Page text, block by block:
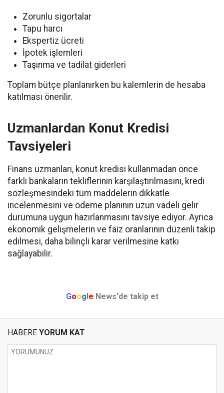
Zorunlu sigortalar
Tapu harcı
Ekspertiz ücreti
İpotek işlemleri
Taşınma ve tadilat giderleri
Toplam bütçe planlanırken bu kalemlerin de hesaba
katılması önerilir.
Uzmanlardan Konut Kredisi
Tavsiyeleri
Finans uzmanları, konut kredisi kullanmadan önce
farklı bankaların tekliflerinin karşılaştırılmasını, kredi
sözleşmesindeki tüm maddelerin dikkatle
incelenmesini ve ödeme planının uzun vadeli gelir
durumuna uygun hazırlanmasını tavsiye ediyor. Ayrıca
ekonomik gelişmelerin ve faiz oranlarının düzenli takip
edilmesi, daha bilinçli karar verilmesine katkı
sağlayabilir.
Google News'de takip et
HABERE YORUM KAT